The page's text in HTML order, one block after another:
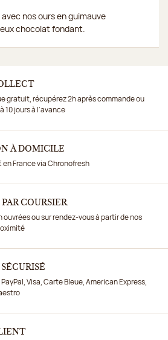
nos ours en guimauve
chocolat fondant.
gratuit, récupérez 2h après commande ou
10 jours à l'avance
À DOMICILE
en France via Chronofresh
COURSIER
ouvrées ou sur rendez-vous à partir de nos
Visa, Carte Bleue, American Express,